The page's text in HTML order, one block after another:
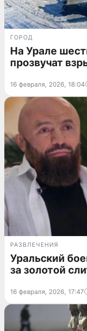
ГОРОД
На Урале
прозвучат
16 февраля, 2026, 18:04
РАЗВЛЕЧЕНИЯ
Уральский
за золотой
16 февраля, 2026, 17:47